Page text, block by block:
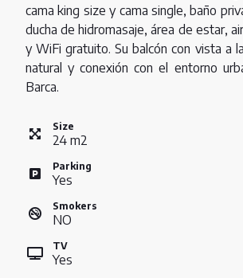
cama king size y cama single, baño
ducha de hidromasaje, área de estar,
y WiFi gratuito. Su balcón con vista a
natural y conexión con el entorno
Barca.
Size
24 m2
Parking
Yes
Smokers
NO
TV
Yes